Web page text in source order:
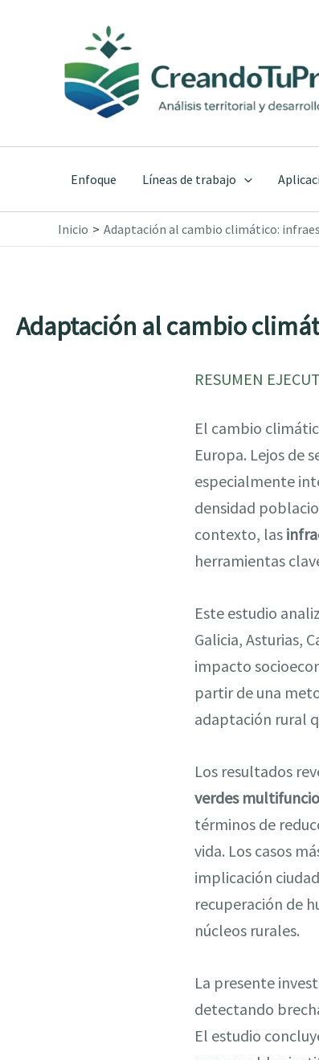
contenido
Enfoque Líneas de trabajo
Inicio Adaptación al cambio climático:
Adaptación al cambio
RESUMEN
El cambio
Europa. Lejos de
especialmente
densidad
contexto, las
herramientas
Este estudio
Galicia, Asturias,
impacto
partir de una
adaptación rural
Los resultados
verdes
términos de
vida. Los casos
implicación
recuperación de
núcleos rurales.
La presente
detectando
El estudio